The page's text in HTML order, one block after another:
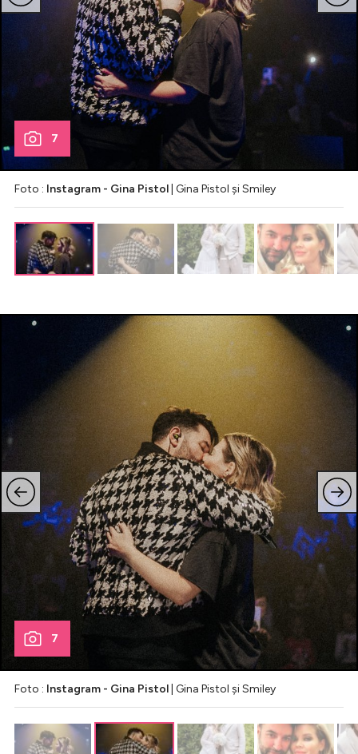
7
Foto : Instagram - Gina Pistol | Gina Pistol și Smiley
7
Foto : Instagram - Gina Pistol | Gina Pistol și Smiley